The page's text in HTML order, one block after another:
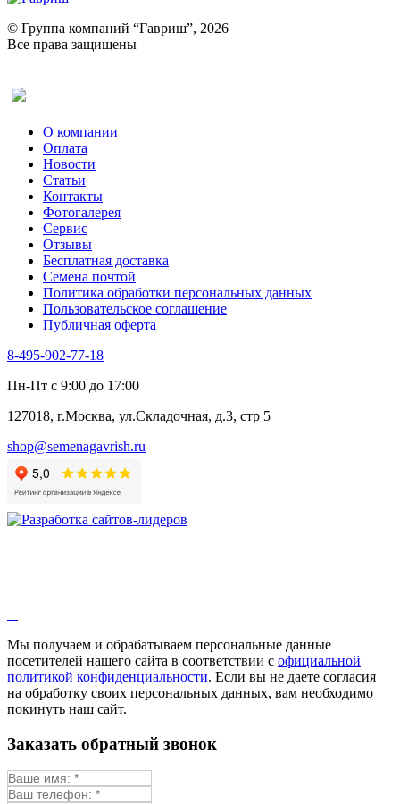
Ревень
Рукола
Рута
Тмин
Трава для чая
Туласи
Укроп
Фенхель пряный
Хризантема овощная
Цикорий пряный
Цикорий салатный (Витлуф)
Черемша
Шпинат
Щавель
Эндивий
Эстрагон
Алтей
Бессмертник
Валериана
Валерианелла
Гибискус лекарственный
Девясил
Душица
Змееголовник
Мыльнянка
Мята
Овсяный корень
Огуречная трава
Пустырник
Репешок
Синюха
© Группа компаний “Гавриш”, 2026
Все права защищены
О компании
Оплата
Новости
Статьи
Контакты
Фотогалерея​
Сервис
Отзывы
Бесплатная доставка
Семена почтой
Политика обработки персональных данных
Пользовательское соглашение
Публичная оферта
8-495-902-77-18
Пн-Пт с 9:00 до 17:00
127018, г.Москва, ул.Складочная, д.3, стр 5
shop@semenagavrish.ru
Мы получаем и обрабатываем персональные данные
посетителей нашего сайта в соответствии с официальной
политикой конфиденциальности. Если вы не даете согласия
на обработку своих персональных данных, вам необходимо
покинуть наш сайт.
Заказать обратный звонок